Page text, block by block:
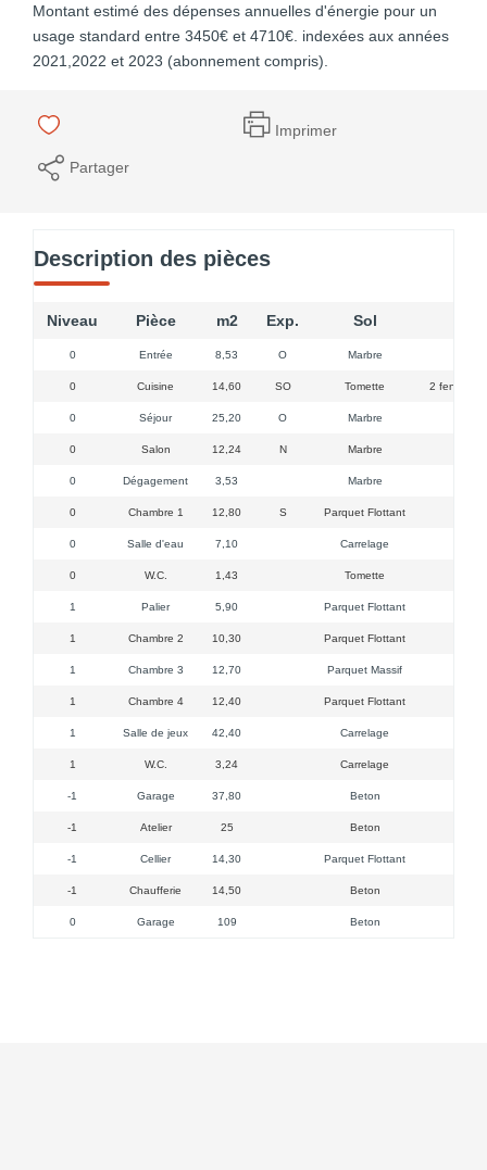
Montant estimé des dépenses annuelles d'énergie pour un
usage standard entre 3450€ et 4710€. indexées aux années
2021,2022 et 2023 (abonnement compris).
Imprimer
Partager
Description des pièces
Niveau Pièce m2 Exp. Sol
0 Entrée 8,53 O Marbre
0 Cuisine 14,60 SO Tomette 2 fenêtres,
0 Séjour 25,20 O Marbre
0 Salon 12,24 N Marbre
0 Dégagement 3,53 Marbre
0 Chambre 1 12,80 S Parquet Flottant
0 Salle d'eau 7,10 Carrelage
0 W.C. 1,43 Tomette
1 Palier 5,90 Parquet Flottant
1 Chambre 2 10,30 Parquet Flottant
1 Chambre 3 12,70 Parquet Massif
1 Chambre 4 12,40 Parquet Flottant
1 Salle de jeux 42,40 Carrelage
1 W.C. 3,24 Carrelage
-1 Garage 37,80 Beton
-1 Atelier 25 Beton
-1 Cellier 14,30 Parquet Flottant
-1 Chaufferie 14,50 Beton
0 Garage 109 Beton